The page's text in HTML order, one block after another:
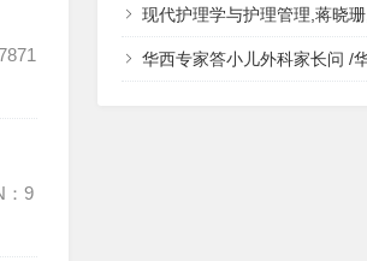
：9
现代护理学与护理管理,蒋晓珊,PDF电子书下
华西专家答小儿外科家长问 /华西医学大系?医学科